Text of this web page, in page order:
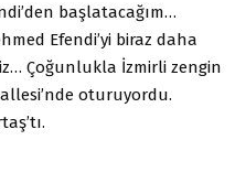
başlatacağım…
Efendi’yi biraz daha
Çoğunlukla İzmirli zengin
oturuyordu.